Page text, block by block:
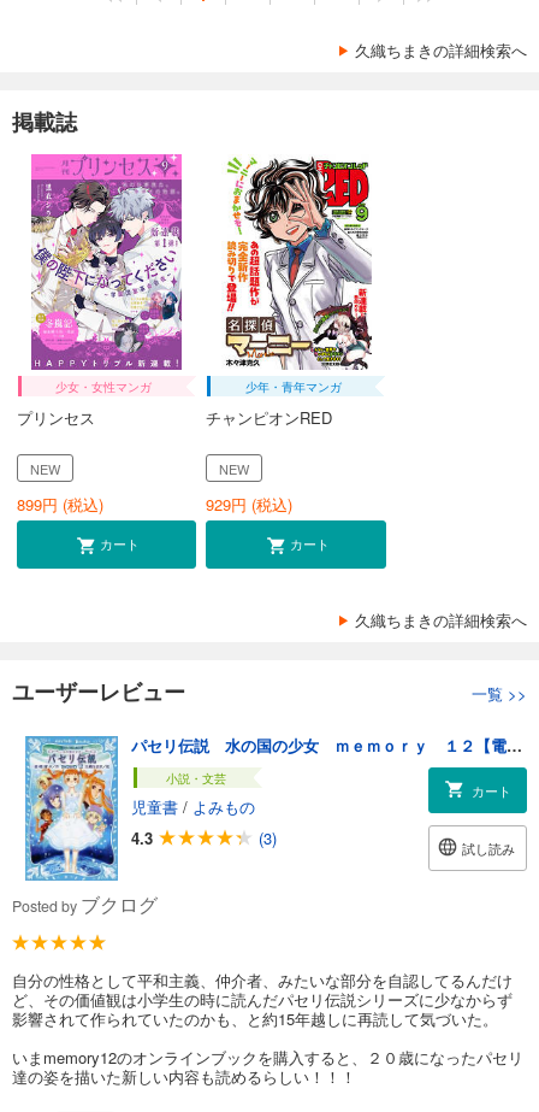
久織ちまきの詳細検索へ
掲載誌
少女・女性マンガ
プリンセス
NEW
899円 (税込)
カート
少年・青年マンガ
チャンピオンRED
NEW
929円 (税込)
カート
久織ちまきの詳細検索へ
ユーザーレビュー 一覧 >>
パセリ伝説 水の国の少女 ｍｅｍｏｒｙ １２【電子書籍特典書き下ろしショートストーリー付き】
小説・文芸
児童書 / よみもの
4.3
(3)
カート
試し読み
Posted by ブクログ
自分の性格として平和主義、仲介者、みたいな部分を自認してるんだけ
ど、その価値観は小学生の時に読んだパセリ伝説シリーズに少なからず
影響されて作られていたのかも、と約15年越しに再読して気づいた。
いまmemory12のオンラインブックを購入すると、２０歳になったパセリ
達の姿を描いた新しい内容も読めるらしい！！！